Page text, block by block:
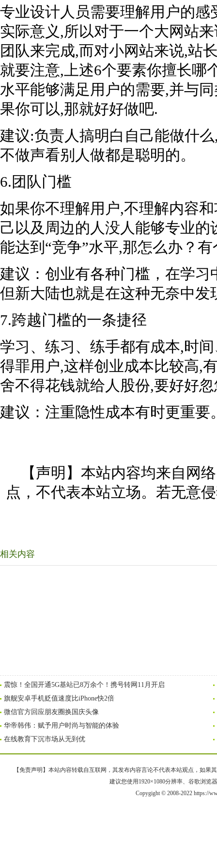
专业设计人员需要理解用户的
实际意义,所以对于一个大网站
团队来完成,而对小网站来说,站
就要注意,上述6个要素你擅长哪
水平能够满足用户的需要,并与
果你可以,那就好好做吧.
建议:负责人搞明白自己能做什
不做声看别人做都是聪明的。
6.团队门槛
如果你不理解用户,不理解内容
己以及周边的人没人能够专业
能达到“竞争”水平,那怎么办？
建议：创业有各种门槛，在学
但新大陆也就是在这种无奈中发
7.跨越门槛的一条捷径
学习、练习、练手都有成本,时
得罪用户,这样创业成本比较高,
舍不得花钱就给人股份,要好好
建议：注重隐性成本有时更重要
【声明】本站内容均来自网
点，不代表本站立场。若无意
相关内容
震惊！全国开通5G基站已8万余个！携号转网11月开启
旗舰安卓手机贬值速度比iPhone快2倍
微信官方回应朋友圈换国庆头像
华帝韩伟：赋予用户时尚与智能的体验
在线教育下沉市场从无到优
【免责声明】本站内容转载自互联网，其发布内容言论不代表本站观点，如果
建议您使用1920×1080分辨率、谷歌浏览
Copygight © 2008-2022 https://